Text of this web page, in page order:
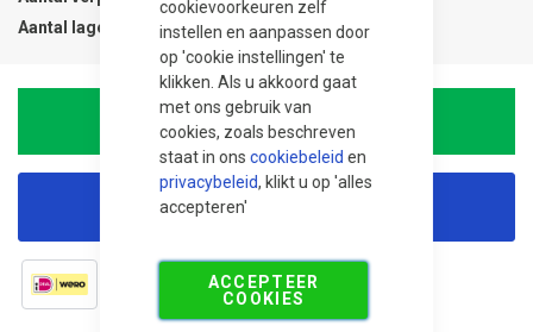
cookievoorkeuren zelf
instellen en aanpassen door
op 'cookie instellingen' te
klikken. Als u akkoord gaat
met ons gebruik van
cookies, zoals beschreven
staat in ons cookiebeleid en
privacybeleid, klikt u op 'alles
accepteren'
ACCEPTEER
COOKIES
Aantal lagen
In Winkelwagen
Korting aanvragen